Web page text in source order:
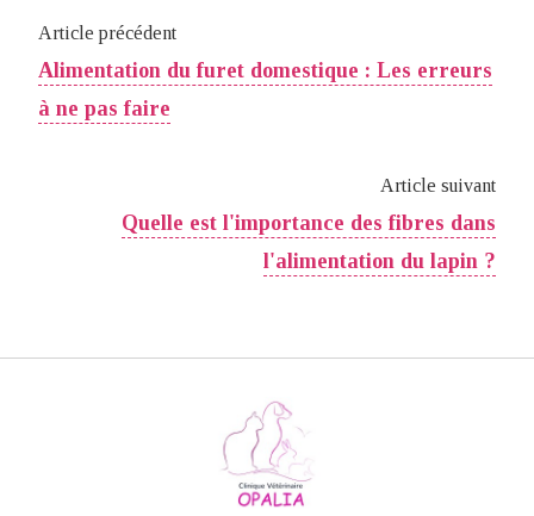
Article précédent
Alimentation du furet domestique : Les erreurs
à ne pas faire
Article suivant
Quelle est l'importance des fibres dans
l'alimentation du lapin ?